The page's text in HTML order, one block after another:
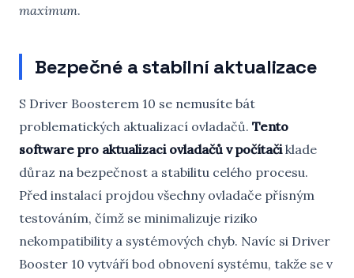
maximum.
Bezpečné a stabilní aktualizace
S Driver Boosterem 10 se nemusíte bát
problematických aktualizací ovladačů. Tento
software pro aktualizaci ovladačů v počítačiklade
důraz na bezpečnost a stabilitu celého procesu.
Před instalací projdou všechny ovladače přísným
testováním, čímž se minimalizuje riziko
nekompatibility a systémových chyb. Navíc si Driver
Booster 10 vytváří bod obnovení systému, takže se v